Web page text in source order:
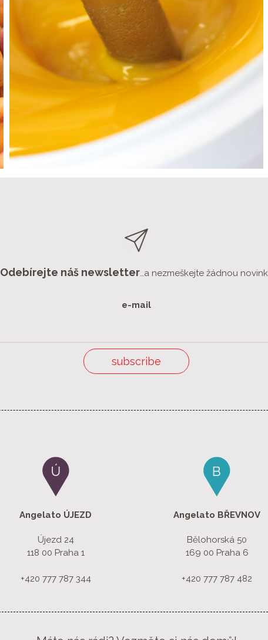
Odebírejte náš newsletter…a nezmeškejte žádnou
e-mail
Angelato ÚJEZD
Újezd 24
118 00 Praha 1
+420 777 787 344
Angelato BŘEVNOV
Bělohorská 50
169 00 Praha 6
+420 777 787 482